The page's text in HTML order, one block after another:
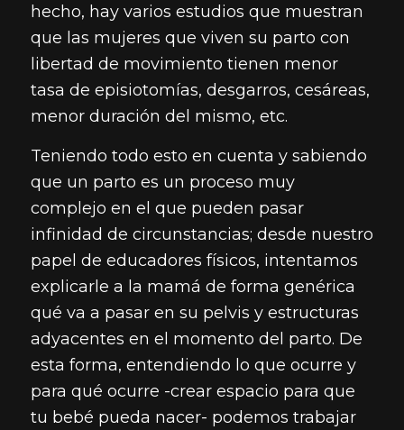
hecho, hay varios estudios que muestran
que las mujeres que viven su parto con
libertad de movimiento tienen menor
tasa de episiotomías, desgarros, cesáreas,
menor duración del mismo, etc.
Teniendo todo esto en cuenta y sabiendo
que un parto es un proceso muy
complejo en el que pueden pasar
infinidad de circunstancias; desde nuestro
papel de educadores físicos, intentamos
explicarle a la mamá de forma genérica
qué va a pasar en su pelvis y estructuras
adyacentes en el momento del parto. De
esta forma, entendiendo lo que ocurre y
para qué ocurre -crear espacio para que
tu bebé pueda nacer- podemos trabajar